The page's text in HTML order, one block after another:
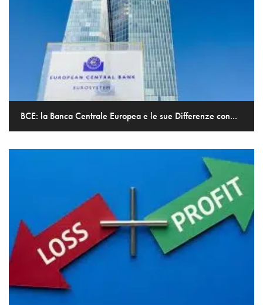
BCE: la Banca Centrale Europea e le sue Differenze con...